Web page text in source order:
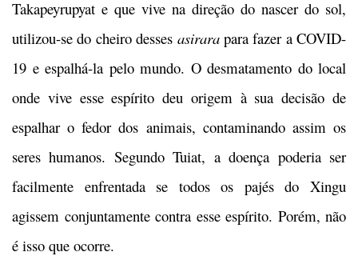
Takapeyrupyat e que vive na direção do nascer do sol,
utilizou-se do cheiro desses asirarapara fazer a COVID-
19 e espalhá-la pelo mundo. O desmatamento do local
onde vive esse espírito deu origem à sua decisão de
espalhar o fedor dos animais, contaminando assim os
seres humanos. Segundo Tuiat, a doença poderia ser
facilmente enfrentada se todos os pajés do Xingu
agissem conjuntamente contra esse espírito. Porém, não
é isso que ocorre.